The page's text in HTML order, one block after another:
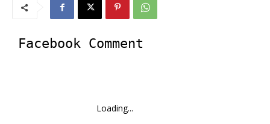
Facebook Comment
Loading...